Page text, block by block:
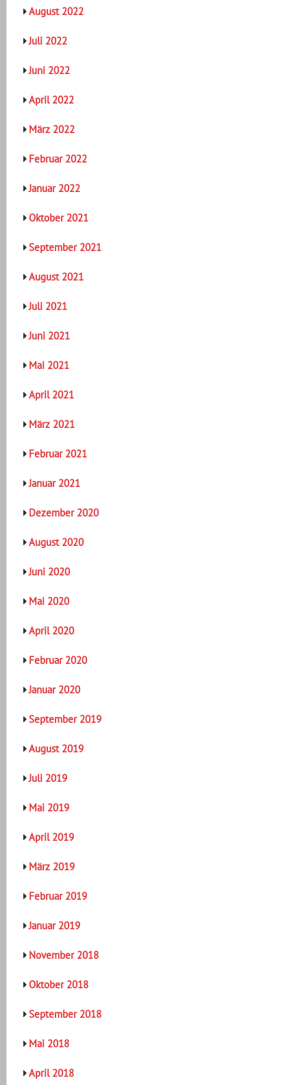
August 2022
Juli 2022
Juni 2022
April 2022
März 2022
Februar 2022
Januar 2022
Oktober 2021
September 2021
August 2021
Juli 2021
Juni 2021
Mai 2021
April 2021
März 2021
Februar 2021
Januar 2021
Dezember 2020
August 2020
Juni 2020
Mai 2020
April 2020
Februar 2020
Januar 2020
September 2019
August 2019
Juli 2019
Mai 2019
April 2019
März 2019
Februar 2019
Januar 2019
November 2018
Oktober 2018
September 2018
Mai 2018
April 2018